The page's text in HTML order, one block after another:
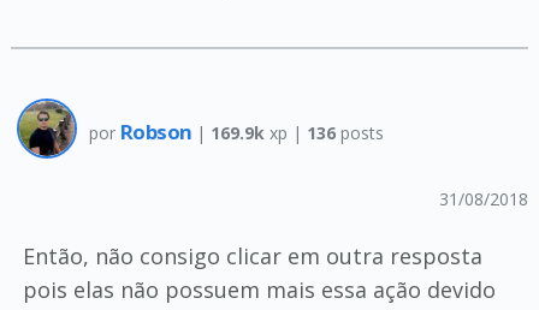
por Robson | 169.9k xp | 136posts
31/08/2018
Então, não consigo clicar em outra resposta
pois elas não possuem mais essa ação devido